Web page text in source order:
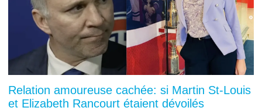
Relation amoureuse cachée: si Martin St-Louis
et Elizabeth Rancourt étaient dévoilés